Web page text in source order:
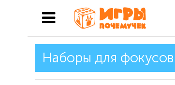
Наборы для фокусов